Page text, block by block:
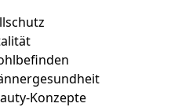
Konzepte